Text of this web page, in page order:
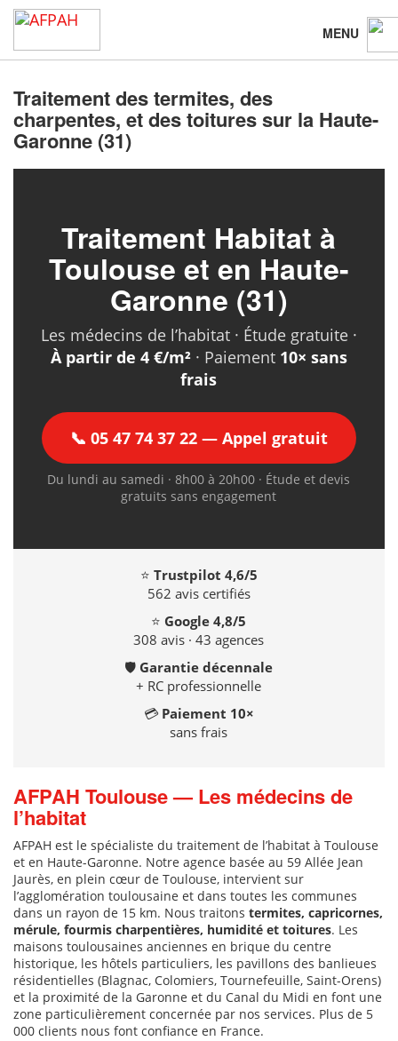
MENU
Traitement des termites, des
charpentes, et des toitures sur la Haute-
Garonne (31)
Traitement Habitat à
Toulouse et en Haute-
Garonne (31)
Les médecins de l’habitat · Étude gratuite ·
À partir de 4 €/m² · Paiement 10× sans
frais
📞 05 47 74 37 22 — Appel gratuit
Du lundi au samedi · 8h00 à 20h00 · Étude et devis
gratuits sans engagement
⭐ Trustpilot 4,6/5
562 avis certifiés
⭐ Google 4,8/5
308 avis · 43 agences
🛡️ Garantie décennale
+ RC professionnelle
💳 Paiement 10×
sans frais
AFPAH Toulouse — Les médecins de
l’habitat
AFPAH est le spécialiste du traitement de l’habitat à Toulouse
et en Haute-Garonne. Notre agence basée au 59 Allée Jean
Jaurès, en plein cœur de Toulouse, intervient sur
l’agglomération toulousaine et dans toutes les communes
dans un rayon de 15 km. Nous traitons termites, capricornes,
mérule, fourmis charpentières, humidité et toitures. Les
maisons toulousaines anciennes en brique du centre
historique, les hôtels particuliers, les pavillons des banlieues
résidentielles (Blagnac, Colomiers, Tournefeuille, Saint-Orens)
et la proximité de la Garonne et du Canal du Midi en font une
zone particulièrement concernée par nos services. Plus de 5
000 clients nous font confiance en France.